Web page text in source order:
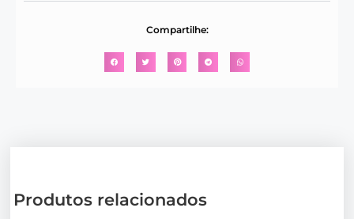
Compartilhe:
Produtos relacionados